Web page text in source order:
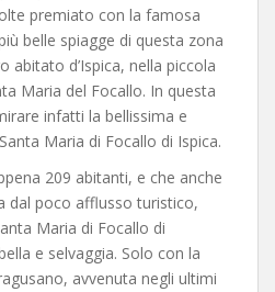
premiato con la famosa
belle spiagge di questa zona
abitato d’Ispica, nella piccola
Maria del Focallo. In questa
infatti la bellissima e
Maria di Focallo di Ispica.
209 abitanti, e che anche
dal poco afflusso turistico,
Maria di Focallo di
e selvaggia. Solo con la
avvenuta negli ultimi